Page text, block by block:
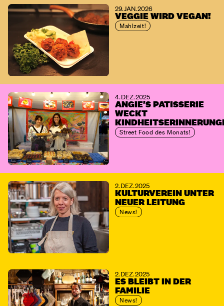
29. JAN. 2026
VEGGIE WIRD VEGAN!
Mahlzeit!
4. DEZ. 2025
ANGIE'S PATISSERIE
WECKT
Street Food des Monats!
2. DEZ. 2025
KULTURVEREIN UNTER
NEUER LEITUNG
News!
2. DEZ. 2025
ES BLEIBT IN DER
FAMILIE
News!